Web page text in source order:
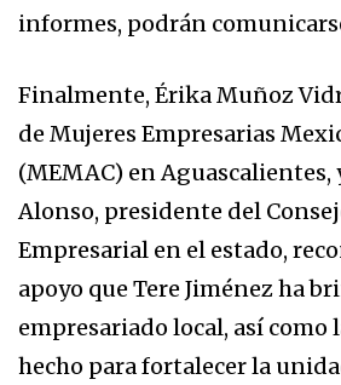
informes, podrán
Finalmente, Érika Muñoz
de Mujeres Empresarias
(MEMAC) en Aguascalientes,
Alonso, presidente del
Empresarial en el estado,
apoyo que Tere Jiménez ha
empresariado local, así como
hecho para fortalecer la